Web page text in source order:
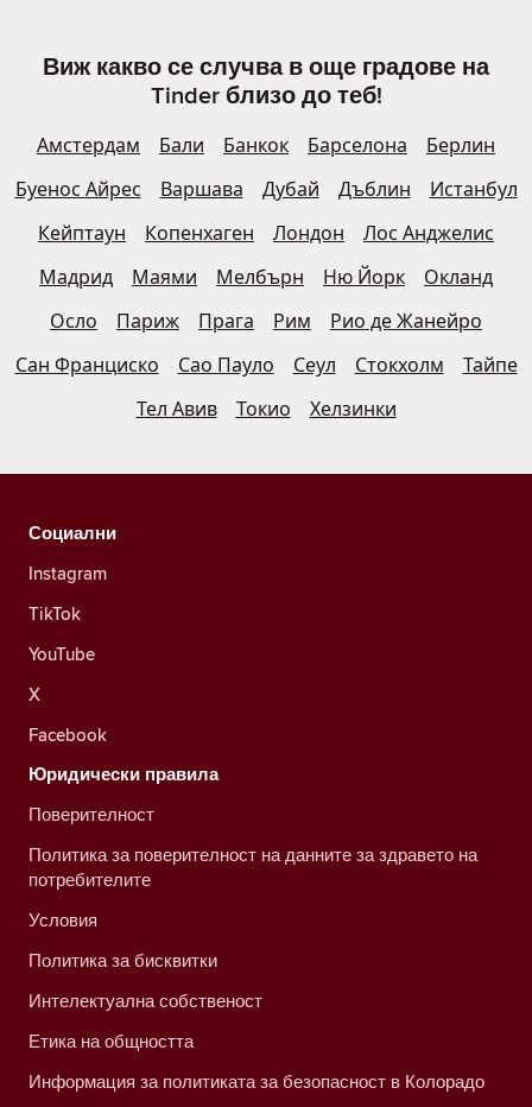
Виж какво се случва в още градове на
Tinder близо до теб!
Амстердам Бали Банкок Барселона
Берлин
Буенос Айрес
Варшава Дубай Дъблин
Истанбул
Кейптаун
Копенхаген Лондон
Лос Анджелис
Мадрид
Маями Мелбърн Ню Йорк
Окланд
Осло
Париж Прага Рим
Рио де Жанейро
Сан Франциско
Сао Пауло Сеул Стокхолм
Тайпе
Тел Авив
Токио Хелзинки
Социални
Instagram
TikTok
YouTube
X
Facebook
Юридически правила
Поверителност
Политика за поверителност на данните за здравето на
потребителите
Условия
Политика за бисквитки
Интелектуална собственост
Етика на общността
Информация за политиката за безопасност в Колорадо